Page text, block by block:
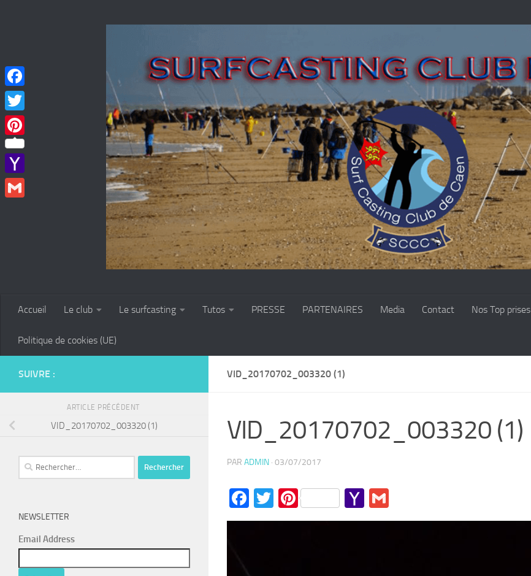
Accueil Le club Le surfcasting Tutos PRESSE PARTENAIRES Media Contact Nos Top prises
Politique de cookies (UE)
VID_20170702_003320 (1)
VID_20170702_003320 (1)
PAR ADMIN · 03/07/2017
Facebook
TwitterPinterestYahoo
Mail
SUIVRE :
ARTICLE PRÉCÉDENT
VID_20170702_003320 (1)
Rechercher :
NEWSLETTER
Email Address
Facebook
Twitter
Pinterest
Yahoo